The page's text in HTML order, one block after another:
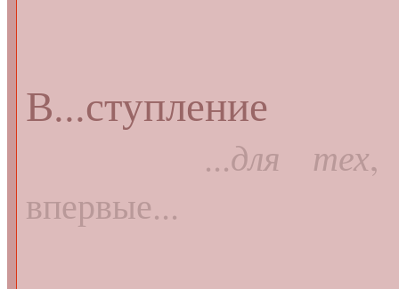
В...ступление
...для тех,
впервые...